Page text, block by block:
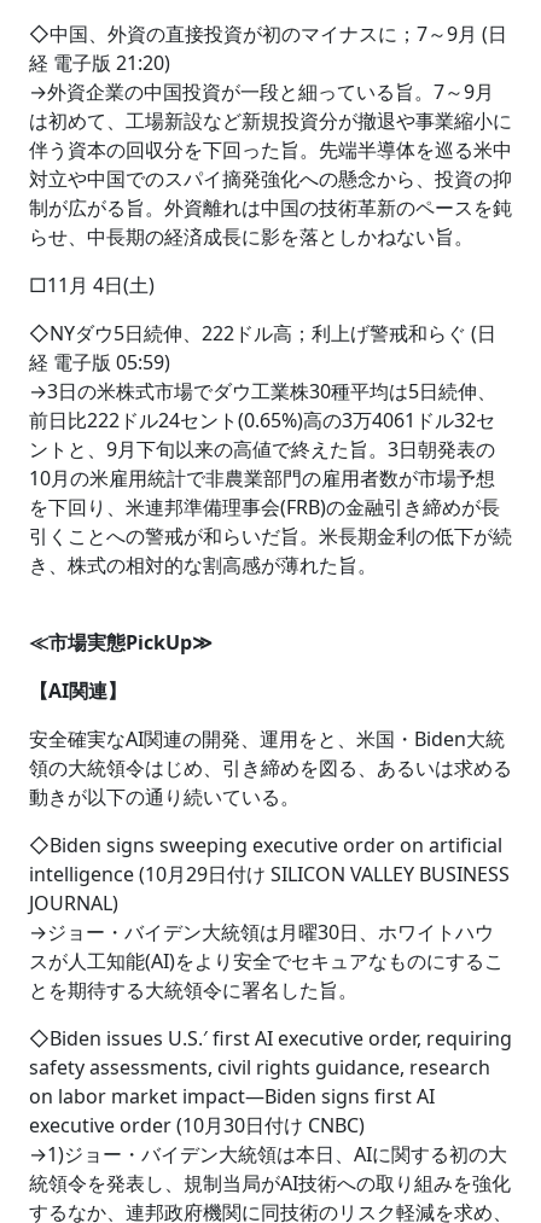
◇中国、外資の直接投資が初のマイナスに；7～9月 (日
経 電子版 21:20)
→外資企業の中国投資が一段と細っている旨。7～9月
は初めて、工場新設など新規投資分が撤退や事業縮小に
伴う資本の回収分を下回った旨。先端半導体を巡る米中
対立や中国でのスパイ摘発強化への懸念から、投資の抑
制が広がる旨。外資離れは中国の技術革新のペースを鈍
らせ、中長期の経済成長に影を落としかねない旨。
□11月 4日(土)
◇NYダウ5日続伸、222ドル高；利上げ警戒和らぐ (日
経 電子版 05:59)
→3日の米株式市場でダウ工業株30種平均は5日続伸、
前日比222ドル24セント(0.65%)高の3万4061ドル32セ
ントと、9月下旬以来の高値で終えた旨。3日朝発表の
10月の米雇用統計で非農業部門の雇用者数が市場予想
を下回り、米連邦準備理事会(FRB)の金融引き締めが長
引くことへの警戒が和らいだ旨。米長期金利の低下が続
き、株式の相対的な割高感が薄れた旨。
≪市場実態PickUp≫
【AI関連】
安全確実なAI関連の開発、運用をと、米国・Biden大統
領の大統領令はじめ、引き締めを図る、あるいは求める
動きが以下の通り続いている。
◇Biden signs sweeping executive order on artificial
intelligence (10月29日付け SILICON VALLEY BUSINESS
JOURNAL)
→ジョー・バイデン大統領は月曜30日、ホワイトハウ
スが人工知能(AI)をより安全でセキュアなものにするこ
とを期待する大統領令に署名した旨。
◇Biden issues U.S.′ first AI executive order, requiring
safety assessments, civil rights guidance, research
on labor market impact―Biden signs first AI
executive order (10月30日付け CNBC)
→1)ジョー・バイデン大統領は本日、AIに関する初の大
統領令を発表し、規制当局がAI技術への取り組みを強化
するなか、連邦政府機関に同技術のリスク軽減を求め、